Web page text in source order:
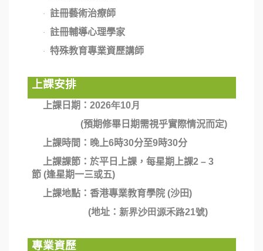
· 註冊藝術治療師
· 註冊輔導心理學家
· 特殊教育專業資歷講師
上課安排
上課日期： 2026年10月
(預期修畢日期需視乎實際情況而定)
上課時間：晚上6時30分至9時30分
上課課節：於平日上課，每星期上課2 – 3
節 (逢星期一三或五)
上課地點：香港專業教育學院(沙田)
(地址： 新界沙田源禾路21號)
專業資歷